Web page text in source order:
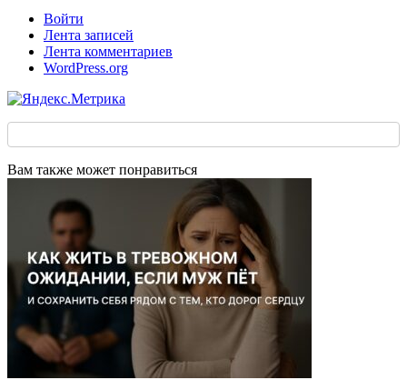
Войти
Лента записей
Лента комментариев
WordPress.org
Вам также может понравиться